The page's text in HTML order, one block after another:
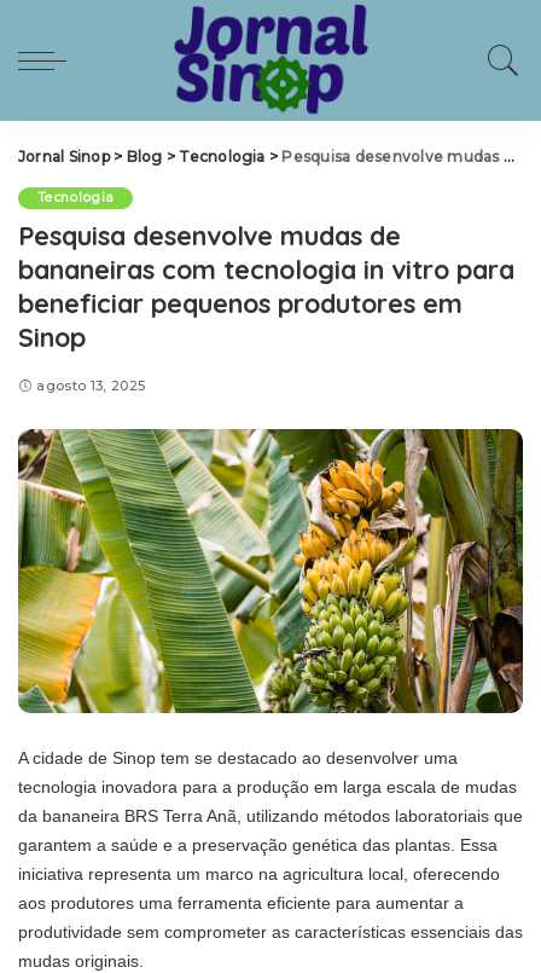
Jornal Sinop> Blog > Tecnologia > Pesquisa desenvolve mudas de bananeiras com tecnologia in vitro para beneficiar pequenos produtores em Sinop
Tecnologia
Pesquisa desenvolve mudas de
bananeiras com tecnologia in vitro para
beneficiar pequenos produtores em
Sinop
agosto 13, 2025
A cidade de Sinop tem se destacado ao desenvolver uma
tecnologia inovadora para a produção em larga escala de mudas
da bananeira BRS Terra Anã, utilizando métodos laboratoriais que
garantem a saúde e a preservação genética das plantas. Essa
iniciativa representa um marco na agricultura local, oferecendo
aos produtores uma ferramenta eficiente para aumentar a
produtividade sem comprometer as características essenciais das
mudas originais.